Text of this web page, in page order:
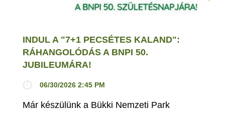
INDUL A "7+1 PECSÉTES KALAND":
RÁHANGOLÓDÁS A BNPI 50.
JUBILEUMÁRA!
06/30/2026 2:45 PM
Már készülünk a Bükki Nemzeti Park